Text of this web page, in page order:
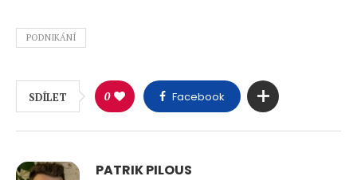
PODNIKÁNÍ
SDÍLET 0 Facebook
PATRIK PILOUS